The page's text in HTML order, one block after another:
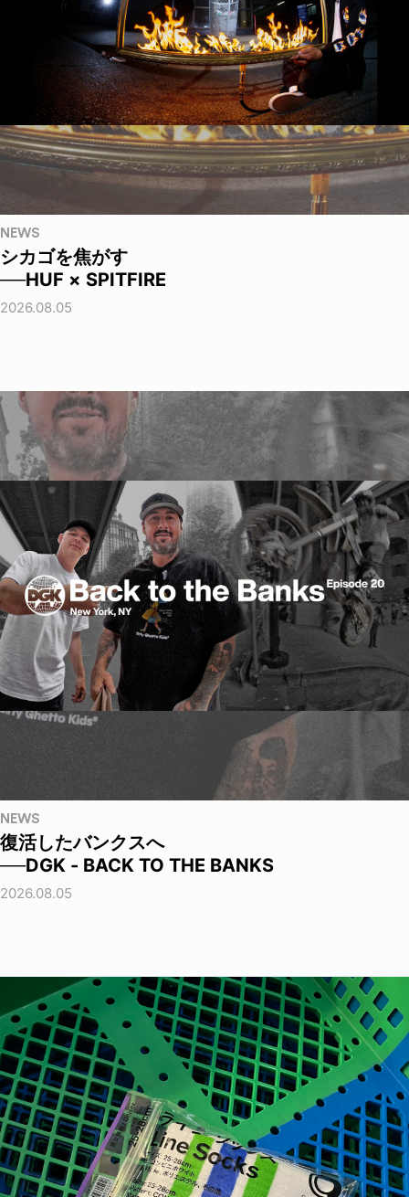
NEWS
シカゴを焦がす
──HUF × SPITFIRE
2026.08.05
NEWS
復活したバンクスへ
──DGK - BACK TO THE BANKS
2026.08.05